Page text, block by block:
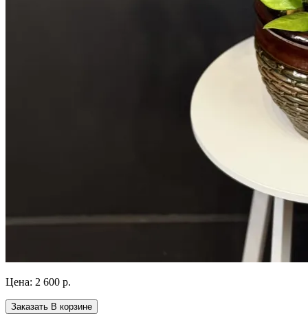
Цена: 2 600 р.
Заказать В корзине